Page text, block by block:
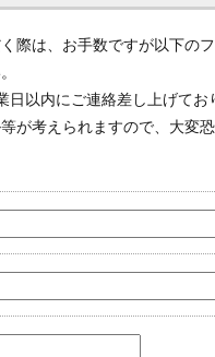
際は、お手数ですが以下の
日以内にご連絡差し上げて
が考えられますので、大変